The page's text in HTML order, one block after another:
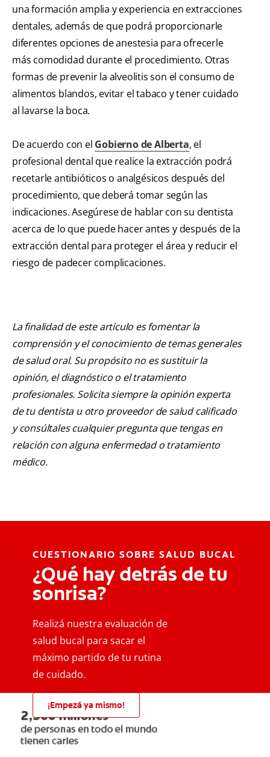
una formación amplia y experiencia en extracciones
dentales, además de que podrá proporcionarle
diferentes opciones de anestesia para ofrecerle
más comodidad durante el procedimiento. Otras
formas de prevenir la alveolitis son el consumo de
alimentos blandos, evitar el tabaco y tener cuidado
al lavarse la boca.
De acuerdo con el Gobierno de Alberta, el
profesional dental que realice la extracción podrá
recetarle antibióticos o analgésicos después del
procedimiento, que deberá tomar según las
indicaciones. Asegúrese de hablar con su dentista
acerca de lo que puede hacer antes y después de la
extracción dental para proteger el área y reducir el
riesgo de padecer complicaciones.
La finalidad de este artículo es fomentar la
comprensión y el conocimiento de temas generales
de salud oral. Su propósito no es sustituir la
opinión, el diagnóstico o el tratamiento
profesionales. Solicita siempre la opinión experta
de tu dentista u otro proveedor de salud calificado
y consúltales cualquier pregunta que tengas en
relación con alguna enfermedad o tratamiento
médico.
CUESTIONARIO SOBRE SALUD BUCAL
¿Qué hay detrás de tu
sonrisa?
Realizá nuestra evaluación de
salud bucal para sacar el
máximo partido de tu rutina
de cuidado.
¡Empezá ya mismo!